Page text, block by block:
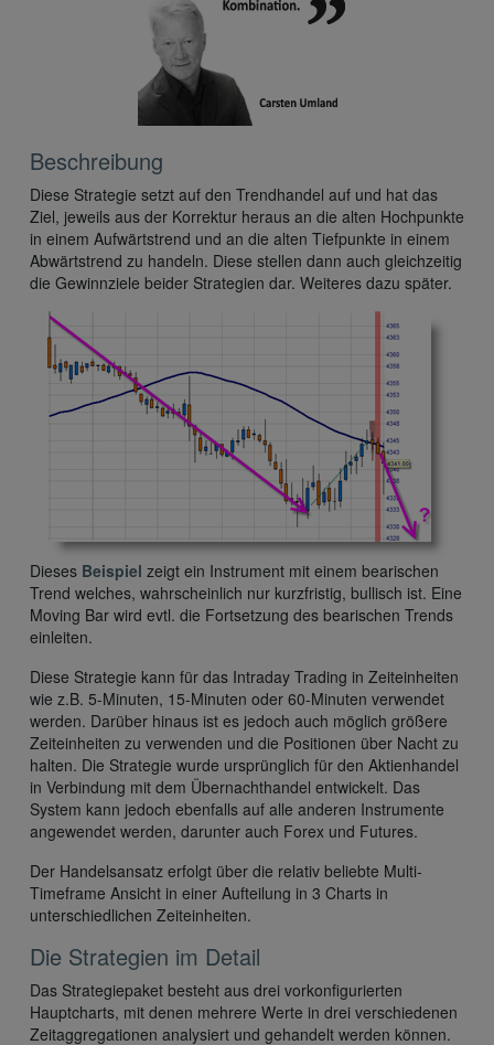
Beschreibung
Diese Strategie setzt auf den Trendhandel auf und hat das
Ziel, jeweils aus der Korrektur heraus an die alten Hochpunkte
in einem Aufwärtstrend und an die alten Tiefpunkte in einem
Abwärtstrend zu handeln. Diese stellen dann auch gleichzeitig
die Gewinnziele beider Strategien dar. Weiteres dazu später.
Dieses Beispiel zeigt ein Instrument mit einem bearischen
Trend welches, wahrscheinlich nur kurzfristig, bullisch ist. Eine
Moving Bar wird evtl. die Fortsetzung des bearischen Trends
einleiten.
Diese Strategie kann für das Intraday Trading in Zeiteinheiten
wie z.B. 5-Minuten, 15-Minuten oder 60-Minuten verwendet
werden. Darüber hinaus ist es jedoch auch möglich größere
Zeiteinheiten zu verwenden und die Positionen über Nacht zu
halten. Die Strategie wurde ursprünglich für den Aktienhandel
in Verbindung mit dem Übernachthandel entwickelt. Das
System kann jedoch ebenfalls auf alle anderen Instrumente
angewendet werden, darunter auch Forex und Futures.
Der Handelsansatz erfolgt über die relativ beliebte Multi-
Timeframe Ansicht in einer Aufteilung in 3 Charts in
unterschiedlichen Zeiteinheiten.
Die Strategien im Detail
Das Strategiepaket besteht aus drei vorkonfigurierten
Hauptcharts, mit denen mehrere Werte in drei verschiedenen
Zeitaggregationen analysiert und gehandelt werden können.